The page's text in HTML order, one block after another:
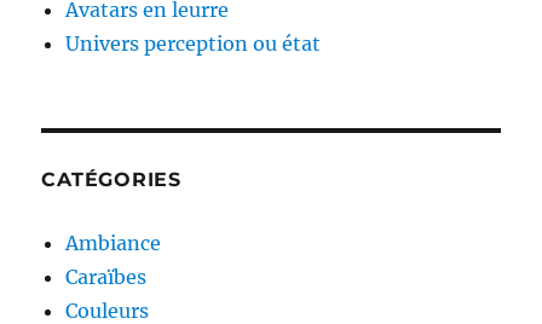
Avatars en leurre
Univers perception ou état
CATÉGORIES
Ambiance
Caraïbes
Couleurs